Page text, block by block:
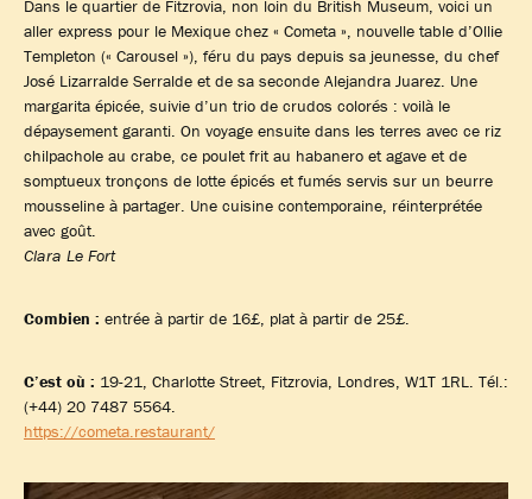
Dans le quartier de Fitzrovia, non loin du British Museum, voici un
aller express pour le Mexique chez « Cometa », nouvelle table d’Ollie
Templeton (« Carousel »), féru du pays depuis sa jeunesse, du chef
José Lizarralde Serralde et de sa seconde Alejandra Juarez. Une
margarita épicée, suivie d’un trio de crudos colorés : voilà le
dépaysement garanti. On voyage ensuite dans les terres avec ce riz
chilpachole au crabe, ce poulet frit au habanero et agave et de
somptueux tronçons de lotte épicés et fumés servis sur un beurre
mousseline à partager. Une cuisine contemporaine, réinterprétée
avec goût.
Clara Le Fort
Combien : entrée à partir de 16£, plat à partir de 25£.
C’est où : 19-21, Charlotte Street, Fitzrovia, Londres, W1T 1RL. Tél.:
(+44) 20 7487 5564.
https://cometa.restaurant/